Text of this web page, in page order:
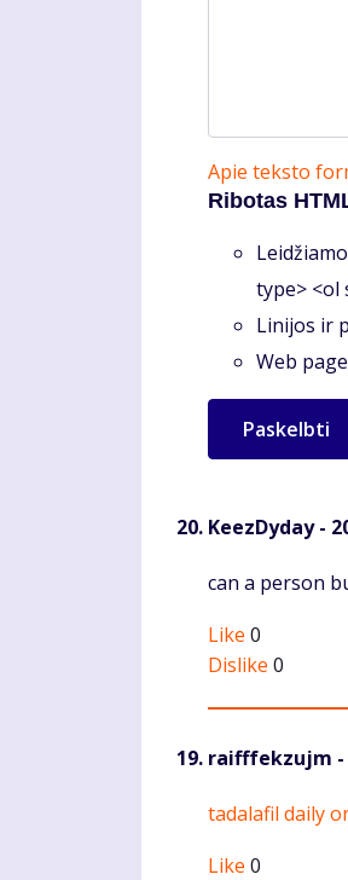
Apie teksto
Ribotas
type> <ol
Linijos ir
Web
KeezDyday-
can a person
Like 0
Dislike 0
raifffekzujm
tadalafil daily
Like 0